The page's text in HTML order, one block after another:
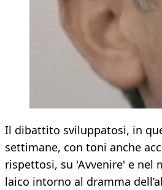
Il dibattito sviluppatosi, in
settimane, con toni anche
rispettosi, su 'Avvenire' e nel
laico intorno al dramma